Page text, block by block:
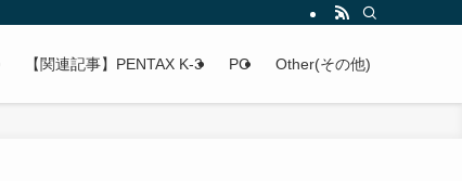
【関連記事】PENTAX K-3 PC Other(その他)